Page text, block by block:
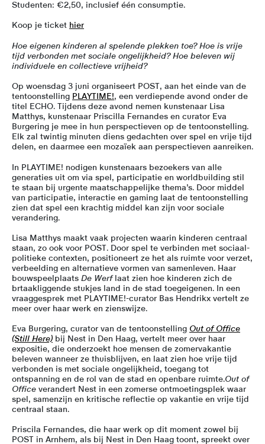
Studenten: €2,50, inclusief één consumptie.
Koop je ticket hier
Hoe eigenen kinderen al spelende plekken toe? Hoe is vrije
tijd verbonden met sociale ongelijkheid? Hoe beleven wij
individuele en collectieve vrijheid?
Op woensdag 3 juni organiseert POST, aan het einde van de
tentoonstelling PLAYTIME!, een verdiepende avond onder de
titel ECHO. Tijdens deze avond nemen kunstenaar Lisa
Matthys, kunstenaar Priscilla Fernandes en curator Eva
Burgering je mee in hun perspectieven op de tentoonstelling.
Elk zal twintig minuten diens gedachten over spel en vrije tijd
delen, en daarmee een mozaïek aan perspectieven aanreiken.
In PLAYTIME! nodigen kunstenaars bezoekers van alle
generaties uit om via spel, participatie en worldbuilding stil
te staan bij urgente maatschappelijke thema’s. Door middel
van participatie, interactie en gaming laat de tentoonstelling
zien dat spel een krachtig middel kan zijn voor sociale
verandering.
Lisa Matthys maakt vaak projecten waarin kinderen centraal
staan, zo ook voor POST. Door spel te verbinden met sociaal-
politieke contexten, positioneert ze het als ruimte voor verzet,
verbeelding en alternatieve vormen van samenleven. Haar
bouwspeelplaats De Werf laat zien hoe kinderen zich de
brtaakliggende stukjes land in de stad toegeigenen. In een
vraaggesprek met PLAYTIME!-curator Bas Hendrikx vertelt ze
meer over haar werk en zienswijze.
Eva Burgering, curator van de tentoonstelling Out of Office
(Still Here) bij Nest in Den Haag, vertelt meer over haar
expositie, die onderzoekt hoe mensen de zomervakantie
beleven wanneer ze thuisblijven, en laat zien hoe vrije tijd
verbonden is met sociale ongelijkheid, toegang tot
ontspanning en de rol van de stad en openbare ruimte.Out of
Office verandert Nest in een zomerse ontmoetingsplek waar
spel, samenzijn en kritische reflectie op vakantie en vrije tijd
centraal staan.
Priscila Fernandes, die haar werk op dit moment zowel bij
POST in Arnhem, als bij Nest in Den Haag toont, spreekt over